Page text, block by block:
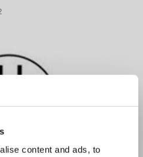
content and ads, to